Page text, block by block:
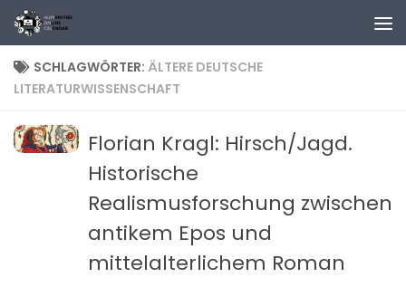
Zum Inhalt springen
SCHLAGWÖRTER: ÄLTERE DEUTSCHE
LITERATURWISSENSCHAFT
Florian Kragl: Hirsch/Jagd.
Historische
Realismusforschung zwischen
antikem Epos und
mittelalterlichem Roman